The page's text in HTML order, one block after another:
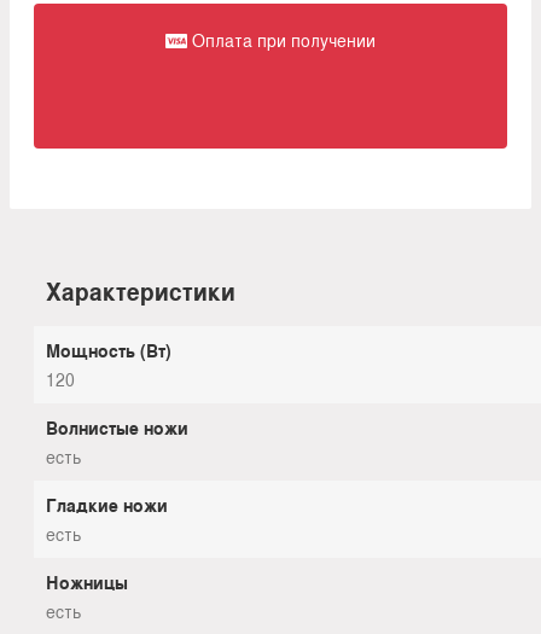
Оплата при получении
Характеристики
Мощность (Вт)
120
Волнистые ножи
есть
Гладкие ножи
есть
Ножницы
есть